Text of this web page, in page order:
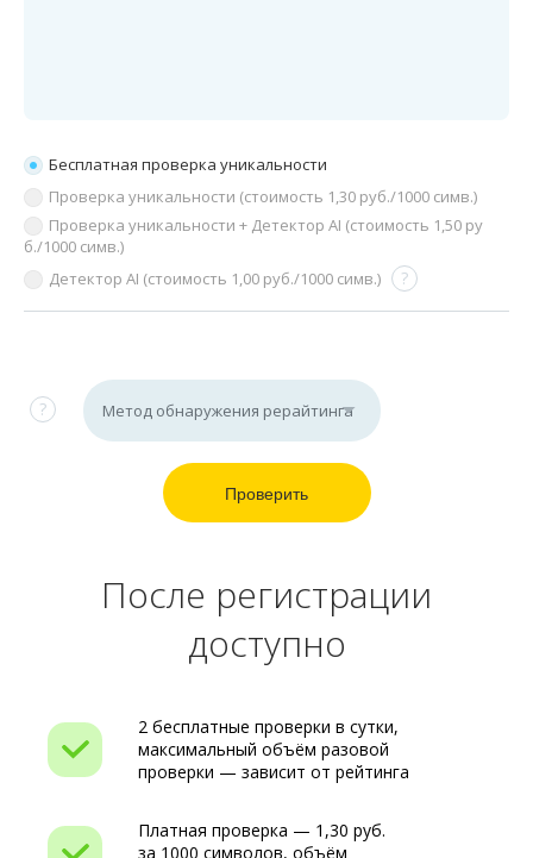
Бесплатная проверка уникальности
Проверка уникальности (стоимость 1,30 руб./1000 симв.)
Проверка уникальности + Детектор AI (стоимость 1,50 ру
б./1000 симв.)
Детектор AI (стоимость 1,00 руб./1000 симв.) ?
?
После регистрации
доступно
2 бесплатные проверки в сутки,
максимальный объём разовой
проверки — зависит от рейтинга
Платная проверка — 1,30 руб.
за 1000 символов, объём